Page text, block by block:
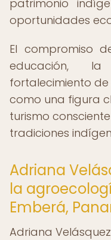
patrimonio
oportunidades
El compromiso
educación,
fortalecimiento
como una figura
turismo
tradiciones
Adriana
la
Emberá,
Adriana